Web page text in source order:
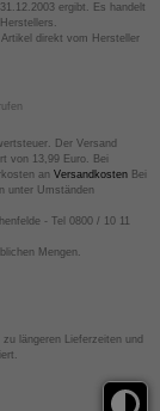
ergibt. Es handelt
direkt vom Hersteller
Der Versand
von 13,99 Euro. Bei
an VersandkostenBei
unter Umständen
- Tel 0800 / 10 11
Mengen.
längeren Lieferzeiten und